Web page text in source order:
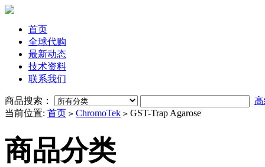
首页
全球代购
最新动态
技术资料
联系我们
商品搜索：
当前位置: 首页 > ChromoTek > GST-Trap Agarose
商品分类